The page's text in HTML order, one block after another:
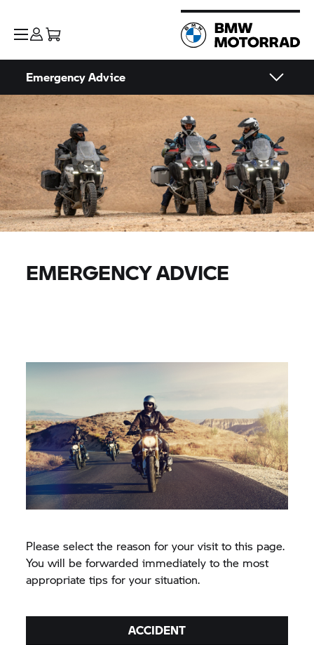
Emergency Advice
EMERGENCY ADVICE
Please select the reason for your visit to this page.
You will be forwarded immediately to the most
appropriate tips for your situation.
ACCIDENT